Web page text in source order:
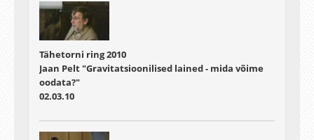
Tähetorni ring 2010
Jaan Pelt "Gravitatsioonilised lained - mida võime
oodata?"
02.03.10